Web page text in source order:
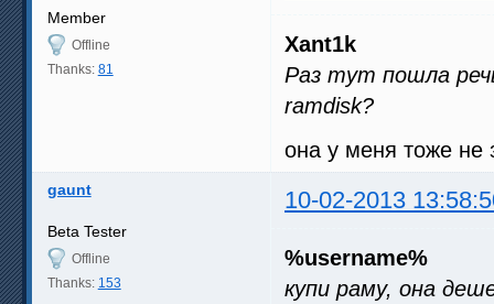
Member
Offline
Thanks: 81
Xant1k
Раз тут пошла
ramdisk?
она у меня тоже не
gaunt 10-02-2013
Beta Tester
Offline
Thanks: 153
%username%
купи раму, она